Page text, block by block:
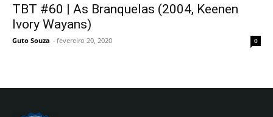
TBT #60 | As Branquelas (2004, Keenen
Ivory Wayans)
Guto Souza - fevereiro 20, 2020 0